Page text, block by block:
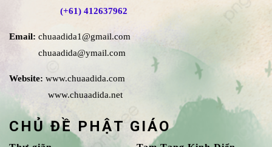
(+61) 412637962
Email: chuaadida1@gmail.com
chuaadida@ymail.com
Website: www.chuaadida.com
www.chuaadida.net
CHỦ ĐỀ PHẬT GIÁO